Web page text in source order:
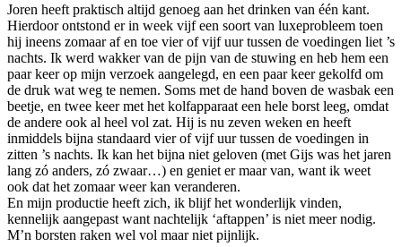
Joren heeft praktisch altijd genoeg aan het drinken van één kant.
Hierdoor ontstond er in week vijf een soort van luxeprobleem toen
hij ineens zomaar af en toe vier of vijf uur tussen de voedingen liet ’s
nachts. Ik werd wakker van de pijn van de stuwing en heb hem een
paar keer op mijn verzoek aangelegd, en een paar keer gekolfd om
de druk wat weg te nemen. Soms met de hand boven de wasbak een
beetje, en twee keer met het kolfapparaat een hele borst leeg, omdat
de andere ook al heel vol zat. Hij is nu zeven weken en heeft
inmiddels bijna standaard vier of vijf uur tussen de voedingen in
zitten ’s nachts. Ik kan het bijna niet geloven (met Gijs was het jaren
lang zó anders, zó zwaar…) en geniet er maar van, want ik weet
ook dat het zomaar weer kan veranderen.
En mijn productie heeft zich, ik blijf het wonderlijk vinden,
kennelijk aangepast want nachtelijk ‘aftappen’ is niet meer nodig.
M’n borsten raken wel vol maar niet pijnlijk.